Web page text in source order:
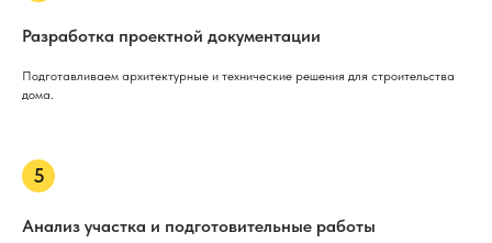
Разработка проектной документации
Подготавливаем архитектурные и технические решения для строительства
дома.
Анализ участка и подготовительные работы